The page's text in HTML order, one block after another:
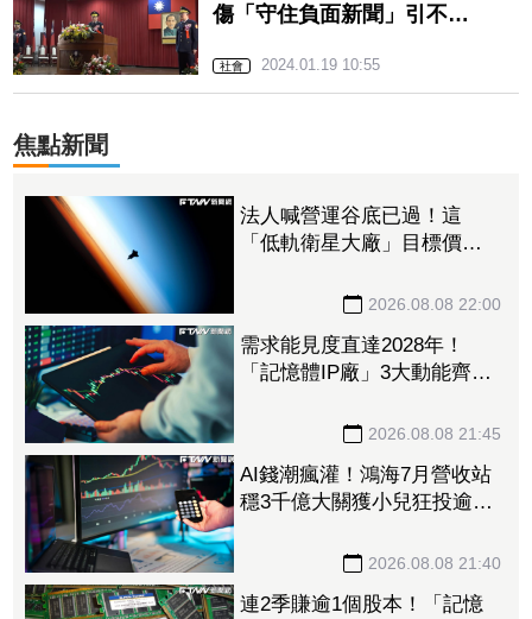
傷「守住負面新聞」引不
社會 2024.01.19 10:55
焦點新聞
法人喊營運谷底已過！這
「低軌衛星大廠」目標價衝
營收估成長20%2026.08.08 22:00
需求能見度直達2028年！
「記憶體IP廠」3大動能齊
2026.08.08 21:45
AI錢潮瘋灌！鴻海7月營收站
穩3千億大關獲小兒狂投逾7
收首跨9千億、法說前夕吸買
2026.08.08 21:40
連2季賺逾1個股本！「記憶